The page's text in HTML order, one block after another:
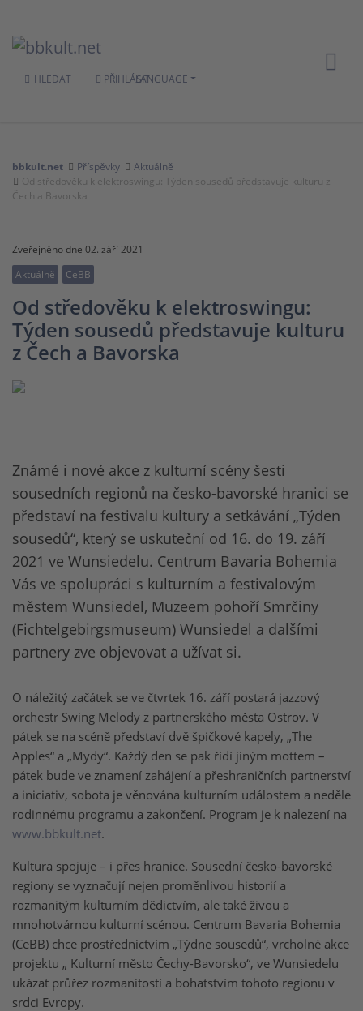
HLEDAT PŘIHLÁSITLANGUAGE
bbkult.net Příspěvky
Aktuálně
Od středověku k elektroswingu: Týden sousedů představuje kulturu z
Čech a Bavorska
Zveřejněno dne 02. září 2021
Aktuálně
CeBB
Od středověku k elektroswingu:
Týden sousedů představuje kulturu
z Čech a Bavorska
Známé i nové akce z kulturní scény šesti
sousedních regionů na česko-bavorské hranici se
představí na festivalu kultury a setkávání „Týden
sousedů“, který se uskuteční od 16. do 19. září
2021 ve Wunsiedelu. Centrum Bavaria Bohemia
Vás ve spolupráci s kulturním a festivalovým
městem Wunsiedel, Muzeem pohoří Smrčiny
(Fichtelgebirgsmuseum) Wunsiedel a dalšími
partnery zve objevovat a užívat si.
O náležitý začátek se ve čtvrtek 16. září postará jazzový
orchestr Swing Melody z partnerského města Ostrov. V
pátek se na scéně představí dvě špičkové kapely, „The
Apples“ a „Mydy“. Každý den se pak řídí jiným mottem –
pátek bude ve znamení zahájení a přeshraničních partnerství
a iniciativ, sobota je věnována kulturním událostem a neděle
rodinnému programu a zakončení. Program je k nalezení na
www.bbkult.net.
Kultura spojuje – i přes hranice. Sousední česko-bavorské
regiony se vyznačují nejen proměnlivou historií a
rozmanitým kulturním dědictvím, ale také živou a
mnohotvárnou kulturní scénou. Centrum Bavaria Bohemia
(CeBB) chce prostřednictvím „Týdne sousedů“, vrcholné akce
projektu „ Kulturní město Čechy-Bavorsko“, ve Wunsiedelu
ukázat průřez rozmanitostí a bohatstvím tohoto regionu v
srdci Evropy.